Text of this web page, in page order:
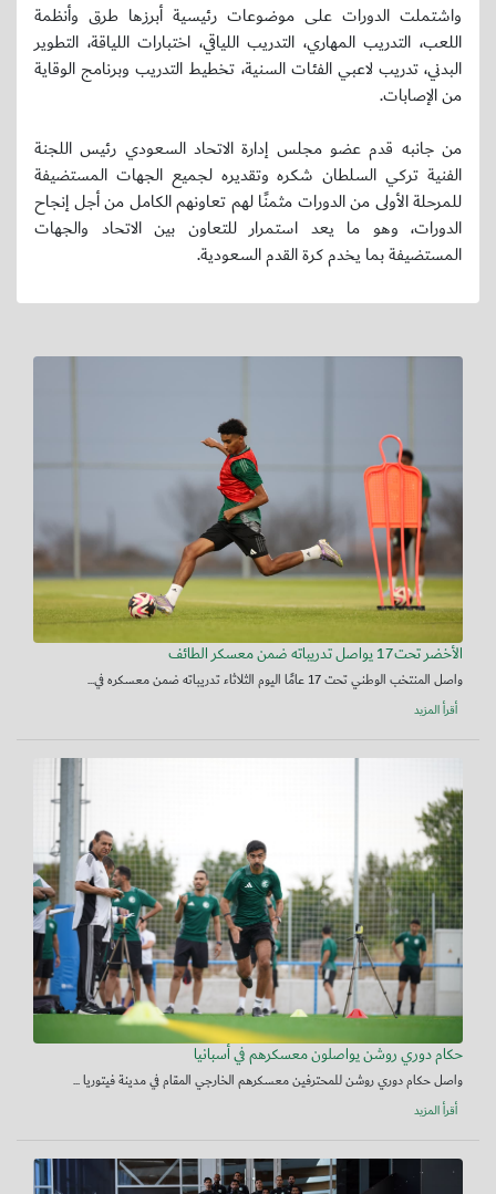
واشتملت الدورات على موضوعات رئيسية أبرزها طرق وأنظمة
اللعب، التدريب المهاري، التدريب اللياقي، اختبارات اللياقة، التطوير
البدني، تدريب لاعبي الفئات السنية، تخطيط التدريب وبرنامج الوقاية
من الإصابات.
من جانبه قدم عضو مجلس إدارة الاتحاد السعودي رئيس اللجنة
الفنية تركي السلطان شكره وتقديره لجميع الجهات المستضيفة
للمرحلة الأولى من الدورات مثمنًا لهم تعاونهم الكامل من أجل إنجاح
الدورات، وهو ما يعد استمرار للتعاون بين الاتحاد والجهات
المستضيفة بما يخدم كرة القدم السعودية.
الأخضر تحت17 يواصل تدريباته ضمن معسكر الطائف
واصل المنتخب الوطني تحت 17 عامًا اليوم الثلاثاء تدريباته ضمن معسكره في...
أقرأ المزيد
حكام دوري روشن يواصلون معسكرهم في أسبانيا
واصل حكام دوري روشن للمحترفين معسكرهم الخارجي المقام في مدينة فيتوريا ...
أقرأ المزيد